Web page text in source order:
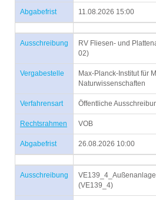
Abgabefrist 11.08.2026 15:00
Ausschreibung
RV Fliesen- und
02)
Vergabestelle
Max-Planck-Institut für
Naturwissenschaften
Verfahrensart Öffentliche
Rechtsrahmen VOB
Abgabefrist 26.08.2026 10:00
Ausschreibung
(VE139_4)